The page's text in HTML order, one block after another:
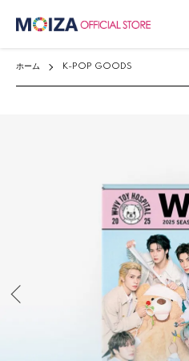
ホーム K-POP GOODS